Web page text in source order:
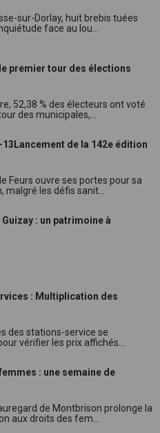
sur-Dorlay, huit brebis tuées
face au lou...
premier tour des élections
52,38 % des électeurs ont voté
des municipales,...
de la 142e édition
Feurs ouvre ses portes pour sa
malgré les défis sanit...
Guizay : un patrimoine à
: Multiplication des
des stations-service se
vérifier les prix affichés...
: une semaine de
de Montbrison prolonge la
aux droits des fem...